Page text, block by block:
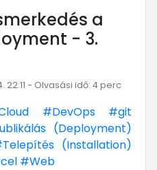
a
- 3.
22:11 - Olvasási idő: 4 perc
#DevOps
#git
(Deployment)
(Installation)
#Web